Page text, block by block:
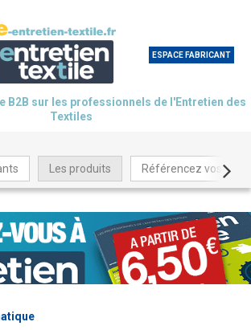
ESPACE FABRICANT
B2B sur les professionnels de l'Entretien des
Textiles
Les produits Référencez vos